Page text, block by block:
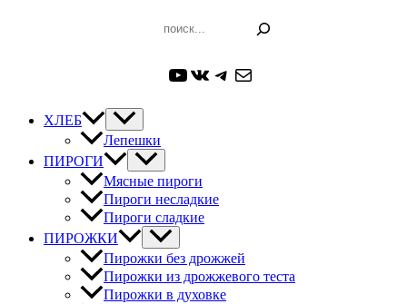
YouTube
ВКонтакте
Telegram
Почта
ХЛЕБ
Лепешки
ПИРОГИ
Мясные пироги
Пироги несладкие
Пироги сладкие
ПИРОЖКИ
Пирожки без дрожжей
Пирожки из дрожжевого теста
Пирожки в духовке